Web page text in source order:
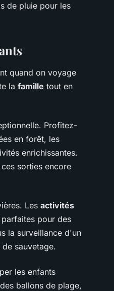
de pluie pour les
quand on voyage
la famille tout en
Profitez-
en forêt, les
enrichissantes.
sorties encore
Les activités
pour des
la surveillance d'un
sauvetage.
les enfants
ballons de plage,